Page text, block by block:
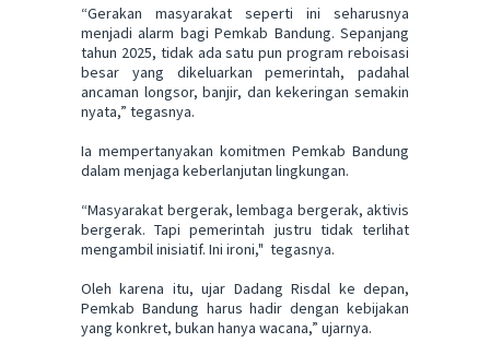
“Gerakan masyarakat seperti ini seharusnya
menjadi alarm bagi Pemkab Bandung. Sepanjang
tahun 2025, tidak ada satu pun program reboisasi
besar yang dikeluarkan pemerintah, padahal
ancaman longsor, banjir, dan kekeringan semakin
nyata,” tegasnya.
Ia mempertanyakan komitmen Pemkab Bandung
dalam menjaga keberlanjutan lingkungan.
“Masyarakat bergerak, lembaga bergerak, aktivis
bergerak. Tapi pemerintah justru tidak terlihat
mengambil inisiatif. Ini ironi," tegasnya.
Oleh karena itu, ujar Dadang Risdal ke depan,
Pemkab Bandung harus hadir dengan kebijakan
yang konkret, bukan hanya wacana,” ujarnya.